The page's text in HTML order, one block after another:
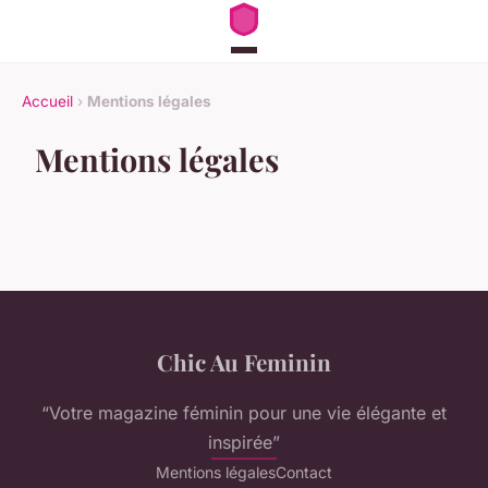
Accueil › Mentions légales
Mentions légales
Chic Au Feminin
“Votre magazine féminin pour une vie élégante et
inspirée”
Mentions légalesContact